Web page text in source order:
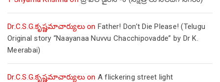
Dr.C.S.G.కృష్ణమాచార్యులుon Father! Don’t Die Please! (Telugu
Original story “Naayanaa Nuvvu Chacchipovadde” by Dr K.
Meerabai)
Dr.C.S.G.కృష్ణమాచార్యులుon A flickering street light